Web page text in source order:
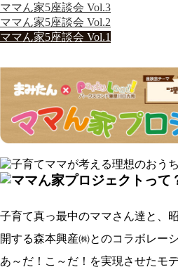
ママん家5座談会 Vol.3
ママん家5座談会 Vol.2
ママん家5座談会 Vol.1
子育て真っ最中のママさん達と、
開する森本興産㈱とのコラボレー
あ～だ！こ～だ！を実現させたモ